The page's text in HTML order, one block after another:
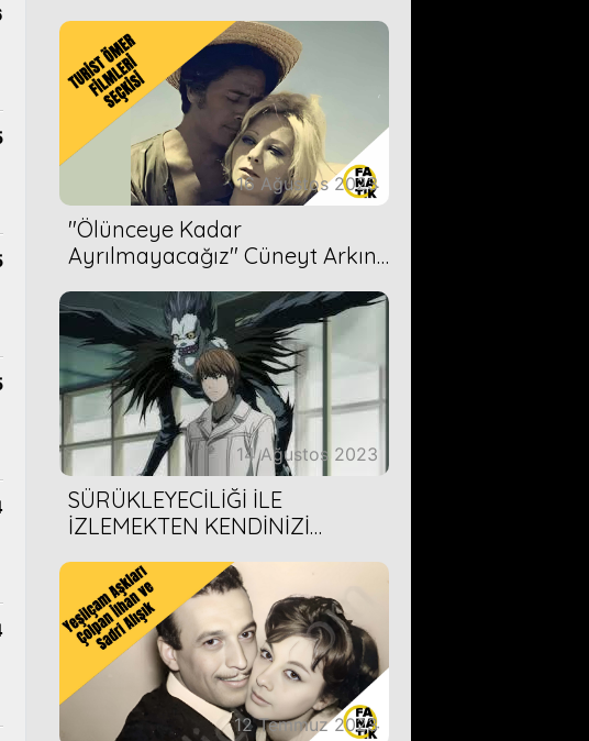
16 Ağustos 2023
''Ölünceye Kadar
Ayrılmayacağız'' Cüneyt Arkın-
14 Ağustos 2023
SÜRÜKLEYECİLİĞİ İLE
İZLEMEKTEN KENDİNİZİ
ÖNERİMİZ
12 Temmuz 2023